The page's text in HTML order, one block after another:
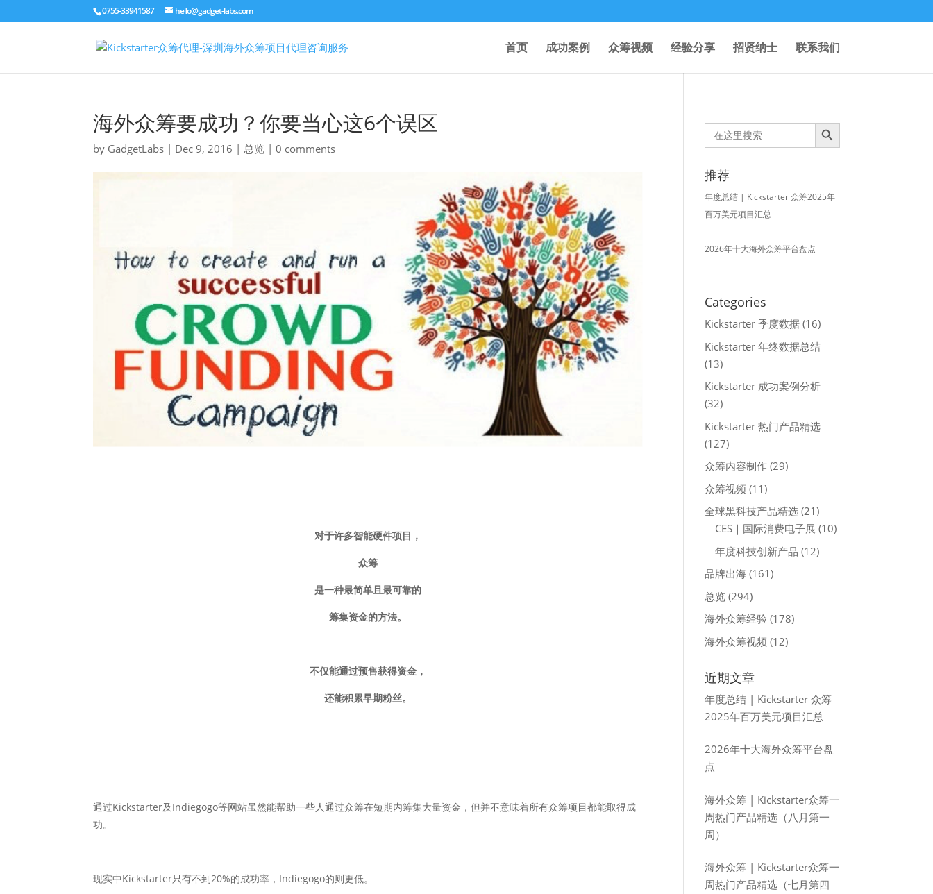
0755-33941587 hello@gadget-labs.com
首页 成功案例 众筹视频 经验分享 招贤纳士 联系我们
海外众筹要成功？你要当心这6个误区
by GadgetLabs | Dec 9, 2016 |总览 |0 comments
对于许多智能硬件项目，
众筹
是一种最简单且最可靠的
筹集资金的方法。
不仅能通过预售获得资金，
还能积累早期粉丝。
通过Kickstarter及Indiegogo等网站虽然能帮助一些人通过众筹在短期内筹集大量资金，但并不意味着所有众筹项目都能取得成
功。
现实中Kickstarter只有不到20%的成功率，Indiegogo的则更低。
Search
for:
Search Button
推荐
年度总结 | Kickstarter 众筹2025年
百万美元项目汇总
2026年十大海外众筹平台盘点
Categories
Kickstarter 季度数据 (16)
Kickstarter 年终数据总结
(13)
Kickstarter 成功案例分析
(32)
Kickstarter 热门产品精选
(127)
众筹内容制作 (29)
众筹视频 (11)
全球黑科技产品精选 (21)
CES｜国际消费电子展 (10)
年度科技创新产品 (12)
品牌出海 (161)
总览 (294)
海外众筹经验 (178)
海外众筹视频 (12)
近期文章
年度总结 | Kickstarter 众筹
2025年百万美元项目汇总
2026年十大海外众筹平台盘
点
海外众筹 | Kickstarter众筹一
周热门产品精选（八月第一
周）
海外众筹 | Kickstarter众筹一
周热门产品精选（七月第四